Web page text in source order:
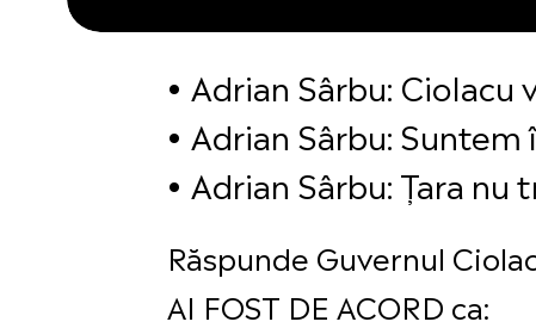
Adrian Sârbu: Ciolacu
Adrian Sârbu:
Adrian Sârbu: Țara
Răspunde Guvernul
AI FOST DE ACORD ca: